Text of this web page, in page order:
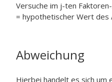
Versuche im j-ten
= hypothetischer Wert des
Abweichung
Hierbei handelt es sich um